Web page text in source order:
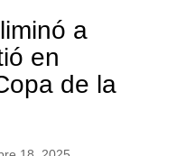
a
en
de la